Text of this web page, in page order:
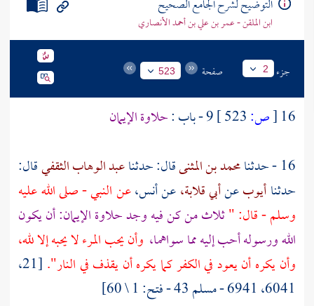
التوضيح لشرح الجامع الصحيح
ابن الملقن - عمر بن علي بن أحمد الأنصاري
جزء 2 صفحة 523
16
[ص: 9 - باب :
حلاوة الإيمان
16 - حدثنا
محمد بن المثنىقال: حدثناعبد الوهاب الثقفيقال:
حدثناأيوبعنأبي قلابة،عن أنس،عن النبي - صلى الله عليه
وسلم - قال: "ثلاث من كن فيه وجد حلاوة الإيمان: أن يكون
الله ورسوله أحب إليه مما سواهما، وأن يحب المرء لا يحبه إلا لله،
وأن يكره أن يعود في الكفر كما يكره أن يقذف في النار".
[21،
6041، 6941 - مسلم 43 - فتح: 1 \ 60]